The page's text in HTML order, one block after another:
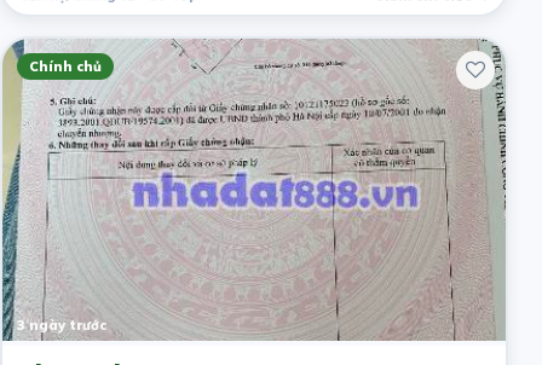
Chính chủ
3 ngày trước